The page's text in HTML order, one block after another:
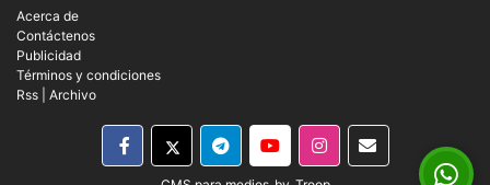
Acerca de
Contáctenos
Publicidad
Términos y condiciones
Rss
Archivo